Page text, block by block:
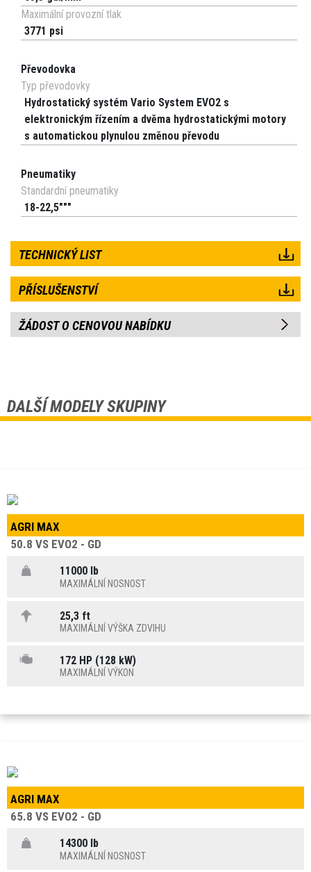
Maximální provozní tlak
3771 psi
Převodovka
Typ převodovky
Hydrostatický systém Vario System EVO2 s
elektronickým řízením a dvěma hydrostatickými motory
s automatickou plynulou změnou převodu
Pneumatiky
Standardní pneumatiky
18-22,5"""
TECHNICKÝ LIST
PŘÍSLUŠENSTVÍ
ŽÁDOST O CENOVOU NABÍDKU
DALŠÍ MODELY SKUPINY
AGRI MAX
50.8 VS EVO2 - GD
11000 lb
MAXIMÁLNÍ NOSNOST
25,3 ft
MAXIMÁLNÍ VÝŠKA ZDVIHU
172 HP (128 kW)
MAXIMÁLNÍ VÝKON
AGRI MAX
65.8 VS EVO2 - GD
14300 lb
MAXIMÁLNÍ NOSNOST